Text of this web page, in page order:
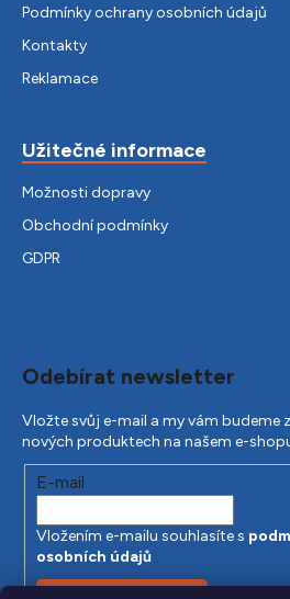
Podmínky ochrany osobních údajů
Kontakty
Reklamace
Užitečné informace
Možnosti dopravy
Obchodní podmínky
GDPR
Odebírat newsletter
Vložte svůj e-mail a my vám budeme
nových produktech na našem e-
E-mail
Vložením e-mailu souhlasíte s
osobních údajů